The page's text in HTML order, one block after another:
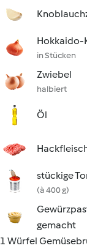
Hokkaido-
in Stücken
Zwiebel
halbiert
Öl
stückige
(à 400 g)
gemacht
1 Würfel